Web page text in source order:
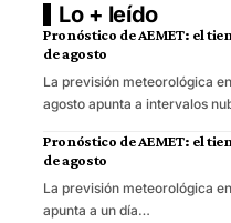
Lo + leído
Pronóstico de AEMET: el
de agosto
La previsión meteorológica
agosto apunta a intervalos
Pronóstico de AEMET: el
de agosto
La previsión meteorológica
apunta a un día…